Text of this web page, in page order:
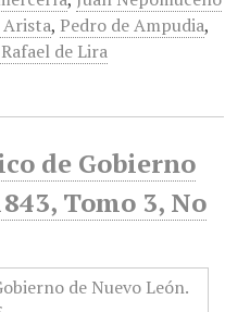
, Pedro de Ampudia,
de Lira
de Gobierno
Tomo 3, No